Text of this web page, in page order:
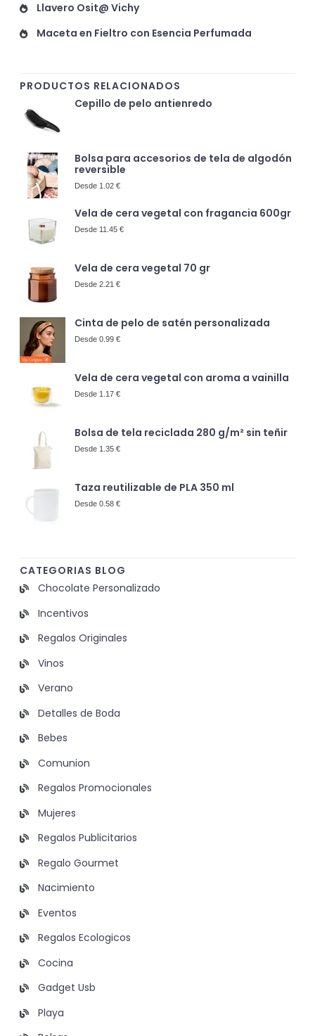
Llavero Osit@ Vichy
Maceta en Fieltro con Esencia Perfumada
PRODUCTOS RELACIONADOS
Cepillo de pelo antienredo
Bolsa para accesorios de tela de algodón
reversible
Desde 1.02 €
Vela de cera vegetal con fragancia 600gr
Desde 11.45 €
Vela de cera vegetal 70 gr
Desde 2.21 €
Cinta de pelo de satén personalizada
Desde 0.99 €
Vela de cera vegetal con aroma a vainilla
Desde 1.17 €
Bolsa de tela reciclada 280 g/m² sin teñir
Desde 1.35 €
Taza reutilizable de PLA 350 ml
Desde 0.58 €
CATEGORIAS BLOG
Chocolate Personalizado
Incentivos
Regalos Originales
Vinos
Verano
Detalles de Boda
Bebes
Comunion
Regalos Promocionales
Mujeres
Regalos Publicitarios
Regalo Gourmet
Nacimiento
Eventos
Regalos Ecologicos
Cocina
Gadget Usb
Playa